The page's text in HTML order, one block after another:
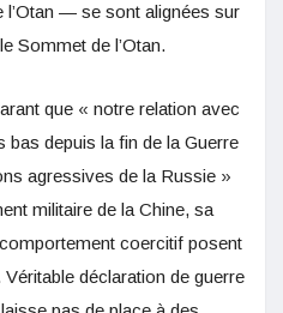
l’Otan — se sont alignées sur
Sommet de l’Otan.
que « notre relation avec
bas depuis la fin de la Guerre
agressives de la Russie »
militaire de la Chine, sa
coercitif posent
déclaration de guerre